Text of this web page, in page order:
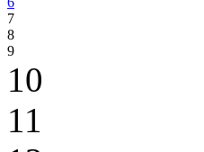
7
8
9
10
11